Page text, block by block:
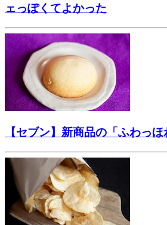
ェっぽくてよかった
【セブン】新商品の「ふわっ